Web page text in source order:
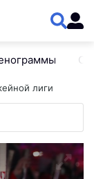
лиги